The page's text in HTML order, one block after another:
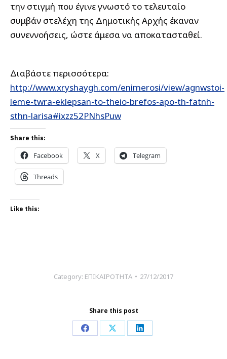
την στιγμή που έγινε γνωστό το τελευταίο
συμβάν στελέχη της Δημοτικής Αρχής έκαναν
συνεννοήσεις, ώστε άμεσα να αποκατασταθεί.
Διαβάστε περισσότερα:
http://www.xryshaygh.com/enimerosi/view/agnwstoi-
leme-twra-eklepsan-to-theio-brefos-apo-th-fatnh-
sthn-larisa#ixzz52PNhsPuw
Share this:
Facebook X Telegram
Threads
Like this:
Category: ΕΠΙΚΑΙΡΟΤΗΤΑ 27/12/2017
Share this post
Share Share Share